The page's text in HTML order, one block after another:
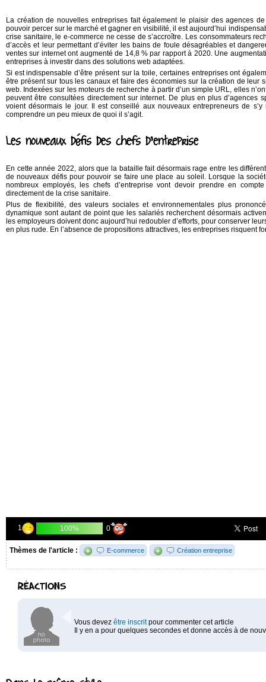
La création de nouvelles entreprises fait également le plaisir des agences
pouvoir percer sur le marché et gagner en visibilité, il est aujourd’hui
crise sanitaire, le e-commerce ne cesse de s’accroître. Les consommateurs
d’accès et leur permettant d’éviter les bains de foule désagréables et
ventes sur internet ont augmenté de 14,8 % par rapport à 2020. Une
entreprises à investir dans des solutions web adaptées.
Si est indispensable d’être présent sur la toile, certaines entreprises ont
être présent sur tous les canaux et faire des économies sur la création de leur
web. Indexées sur les moteurs de recherche à partir d’un simple URL, elles
peuvent être consultées directement sur internet. De plus en plus d’agences
voient désormais le jour. Il est conseillé aux nouveaux entrepreneurs de
comprendre un peu mieux de quoi il s’agit.
Les nouveaux défis des chefs d’entreprise
En cette année 2022, alors que la bataille fait désormais rage entre les
de nouveaux défis pour pouvoir se faire une place au soleil. Lorsque la
nombreux employés, les chefs d’entreprise vont devoir prendre en
directement de la crise sanitaire.
Plus de flexibilité, des valeurs sociales et environnementales plus
dynamique sont autant de point que les salariés recherchent désormais
les employeurs doivent donc aujourd’hui redoubler d’efforts, pour conserver
en plus rude. En l’absence de propositions attractives, les entreprises risquent
1 100% 0
Thèmes de l'article : E-commerce Création entreprise
RÉACTIONS
Vous devez être inscritpour commenter cet article
Il y en a pour quelques secondes et donne accès à de